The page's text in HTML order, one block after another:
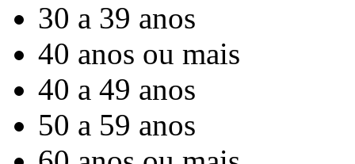
30 a 39 anos
40 anos ou mais
40 a 49 anos
50 a 59 anos